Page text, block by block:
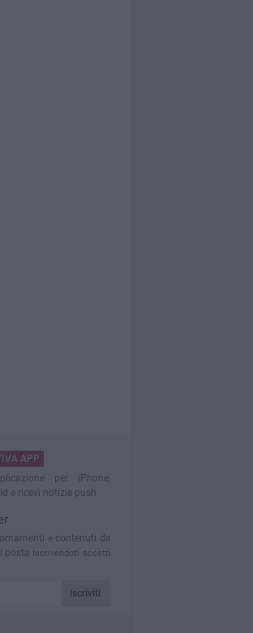
APP
per iPhone,
e ricevi notizie push
e contenuti da
posta Iscrivendoti accetti
Iscriviti